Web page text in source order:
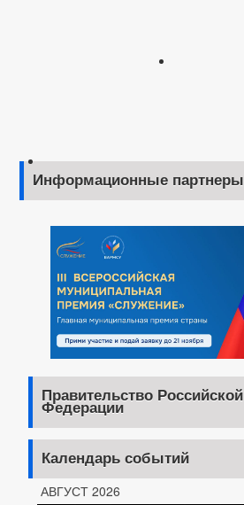
Информационные партнеры
Правительство Российской
Федерации
Календарь событий
АВГУСТ 2026